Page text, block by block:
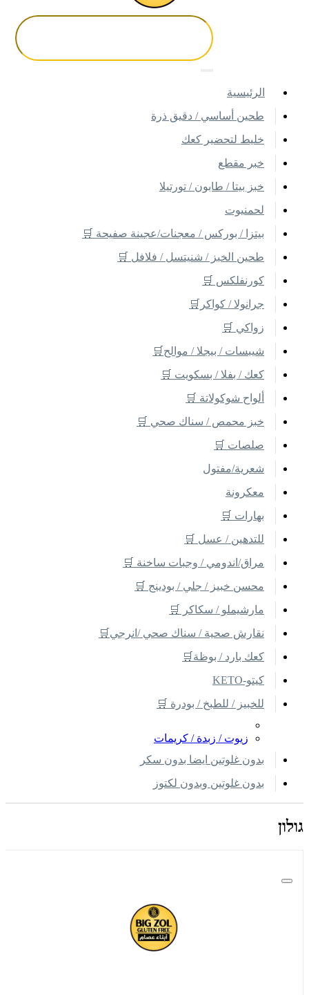
اﻟﺮﺋﻴﺴﻴﺔ
طحين أساسي / دقيق ذرة
خليط لتحضير كعك
خبر مقطع
خبز بيتا / طابون / تورتيلا
لحمنيوت
بيتزا / بوركس / معجنات/عجينة صفيحة 🛒
طحين الخبز / شنيتسل / فلافل 🛒
كورنفلكس 🛒
جرانولا / كواكر🛒
زواكي 🛒
شيبسات / بيجلا / موالح🛒
كعك / بفلا / بسكويت 🛒
ألواح شوكولاتة 🛒
خبز محمص / سناك صحي 🛒
صلصات 🛒
شعرية/مفتول
معكرونة
بهارات 🛒
للتدهين / عسل 🛒
مراق/اندومي / وجبات ساخنة 🛒
محسن خبيز / جلي / بودينج 🛒
مارشيملو / سكاكر 🛒
نقارش صحية / سناك صحي /انرجي🛒
كعك بارد / بوظة🛒
كيتو-KETO
للخبيز / للطبخ / بودرة 🛒
زيوت / زبدة / كريمات
بدون غلوتين ايضا بدون سكر
بدون غلوتين وبدون لكتوز
גולון